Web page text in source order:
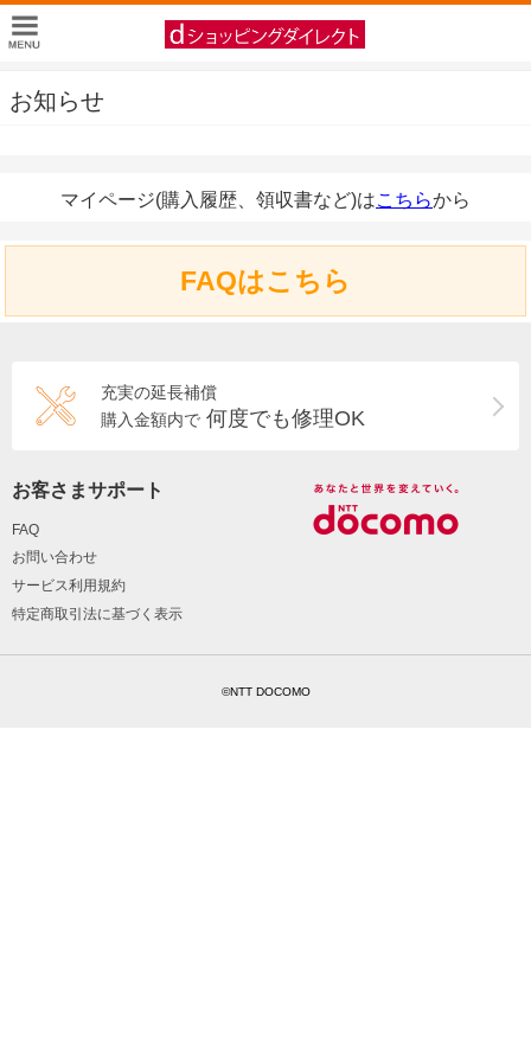
お知らせ
マイページ(購入履歴、領収書など)はこちらから
FAQはこちら
充実の延長補償
購入金額内で 何度でも修理OK
お客さまサポート
FAQ
お問い合わせ
サービス利用規約
特定商取引法に基づく表示
©NTT DOCOMO